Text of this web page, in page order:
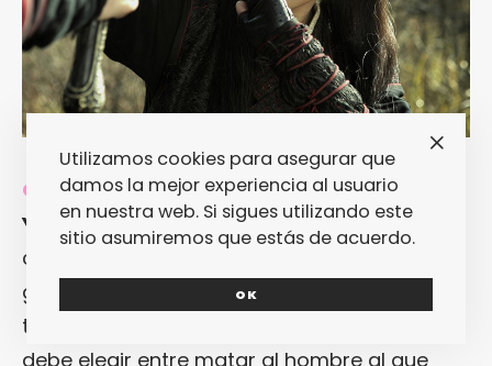
Qué (cuenta):En la China del siglo IX,
Yinnianges entrenada por una monja para
convertirse en una máquina de matar a
gobernadores corruptos. Trece años más
tarde, su misión se ve en una encrucijada:
debe elegir entre matar al hombre al que
Utilizamos cookies para asegurar que
damos la mejor experiencia al usuario
en nuestra web. Si sigues utilizando este
sitio asumiremos que estás de acuerdo.
OK